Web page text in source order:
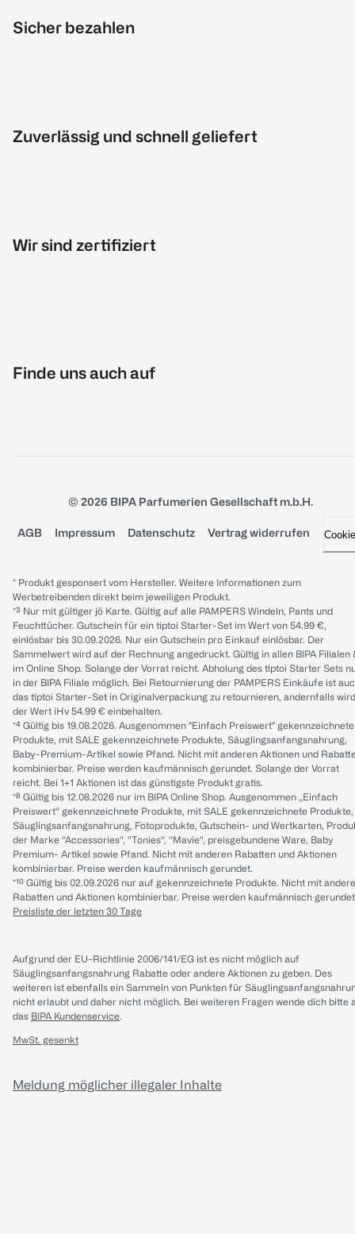
Sicher bezahlen
Zuverlässig und schnell geliefert
Wir sind zertifiziert
Finde uns auch auf
© 2026 BIPA Parfumerien Gesellschaft m.b.H.
AGB Impressum Datenschutz Vertrag widerrufen
* Produkt gesponsert vom Hersteller. Weitere Informationen zum
Werbetreibenden direkt beim jeweiligen Produkt.
*³ Nur mit gültiger jö Karte. Gültig auf alle PAMPERS Windeln, Pants und
Feuchttücher. Gutschein für ein tiptoi Starter-Set im Wert von 54.99 €,
einlösbar bis 30.09.2026. Nur ein Gutschein pro Einkauf einlösbar. Der
Sammelwert wird auf der Rechnung angedruckt. Gültig in allen BIPA Filialen
im Online Shop. Solange der Vorrat reicht. Abholung des tiptoi Starter Sets
in der BIPA Filiale möglich. Bei Retournierung der PAMPERS Einkäufe ist
das tiptoi Starter-Set in Originalverpackung zu retournieren, andernfalls wird
der Wert iHv 54.99 € einbehalten.
*⁴ Gültig bis 19.08.2026. Ausgenommen "Einfach Preiswert" gekennzeichnete
Produkte, mit SALE gekennzeichnete Produkte, Säuglingsanfangsnahrung,
Baby-Premium-Artikel sowie Pfand. Nicht mit anderen Aktionen und
kombinierbar. Preise werden kaufmännisch gerundet. Solange der Vorrat
reicht. Bei 1+1 Aktionen ist das günstigste Produkt gratis.
*⁸ Gültig bis 12.08.2026 nur im BIPA Online Shop. Ausgenommen „Einfach
Preiswert“ gekennzeichnete Produkte, mit SALE gekennzeichnete Produkte,
Säuglingsanfangsnahrung, Fotoprodukte, Gutschein- und Wertkarten,
der Marke “Accessories“, “Tonies“, “Mavie“, preisgebundene Ware, Baby
Premium- Artikel sowie Pfand. Nicht mit anderen Rabatten und Aktionen
kombinierbar. Preise werden kaufmännisch gerundet.
*¹⁰ Gültig bis 02.09.2026 nur auf gekennzeichnete Produkte. Nicht mit
Rabatten und Aktionen kombinierbar. Preise werden kaufmännisch
Preisliste der letzten 30 Tage
Aufgrund der EU-Richtlinie 2006/141/EG ist es nicht möglich auf
Säuglingsanfangsnahrung Rabatte oder andere Aktionen zu geben. Des
weiteren ist ebenfalls ein Sammeln von Punkten für
nicht erlaubt und daher nicht möglich. Bei weiteren Fragen wende dich bitte
das BIPA Kundenservice.
MwSt. gesenkt
Meldung möglicher illegaler Inhalte